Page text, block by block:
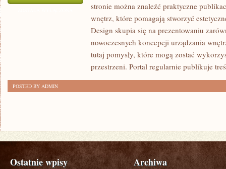
INSPIRACJE
stronie można znaleźć praktyczne
wnętrz, które pomagają stworzyć
Design skupia się na prezentowaniu
nowoczesnych koncepcji urządzania
tutaj pomysły, które mogą zostać
przestrzeni. Portal regularnie publikuje
POSTED BY ADMIN
Ostatnie wpisy Archiwa